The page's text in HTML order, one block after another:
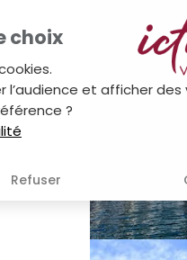
choix
l’audience et afficher des
?
Refuser